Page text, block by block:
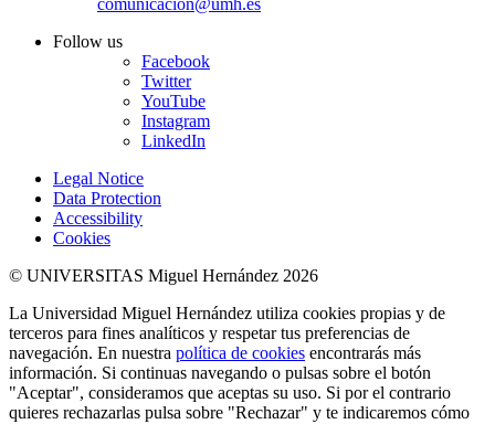
Follow us
Facebook
Twitter
YouTube
Instagram
LinkedIn
Legal Notice
Data Protection
Accessibility
Cookies
© UNIVERSITAS Miguel Hernández 2026
La Universidad Miguel Hernández utiliza cookies propias y de
terceros para fines analíticos y respetar tus preferencias de
navegación. En nuestra política de cookies encontrarás más
información. Si continuas navegando o pulsas sobre el botón
"Aceptar", consideramos que aceptas su uso. Si por el contrario
quieres rechazarlas pulsa sobre "Rechazar" y te indicaremos cómo